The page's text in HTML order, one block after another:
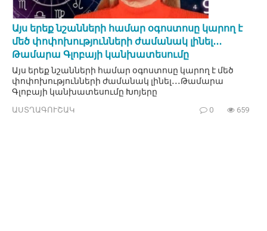
Այս երեք նշանների համար օգոստոսը կարող է
մեծ փոփոխությունների ժամանակ լինել․․․
Թամարա Գլոբայի կանխատեսումը
Այս երեք նշանների համար օգոստոսը կարող է մեծ
փոփոխությունների ժամանակ լինել․․․Թամարա
Գլոբայի կանխատեսումը Խոյերը
ԱՍՏՂԱԳՈՒՇԱԿ 0 659